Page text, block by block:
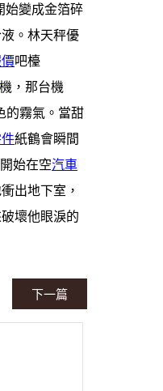
始變成金箔碎
。林天秤優
吧檯
機，那台機
的霧氣。當甜
紙鶴會瞬間
始在空汽車
出地下室，
壞他眼淚的
下一篇